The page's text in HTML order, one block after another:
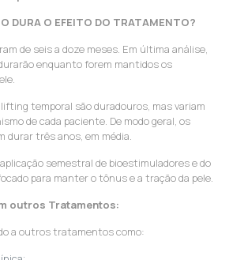
DURA O EFEITO DO TRATAMENTO?
de seis a doze meses. Em última análise,
enquanto forem mantidos os
temporal são duradouros, mas variam
de cada paciente. De modo geral, os
durar três anos, em média.
semestral de bioestimuladores e do
para manter o tônus e a tração da pele.
outros Tratamentos:
a outros tratamentos como: